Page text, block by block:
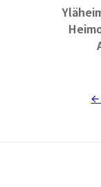
←